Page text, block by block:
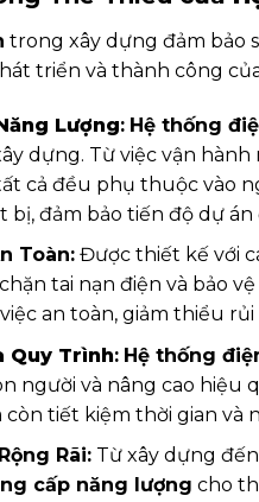
trong xây dựng đảm bảo
triển và thành công
Lượng: Hệ thống
dựng. Từ việc vận
cả đều phụ thuộc vào
bị, đảm bảo tiến độ dự
Toàn:Được thiết kế với
tai nạn điện và bảo
an toàn, giảm thiểu
Quy Trình: Hệ thống
người và nâng cao hiệu
còn tiết kiệm thời gian và
Rãi:Từ xây dựng
cấp năng lượng cho